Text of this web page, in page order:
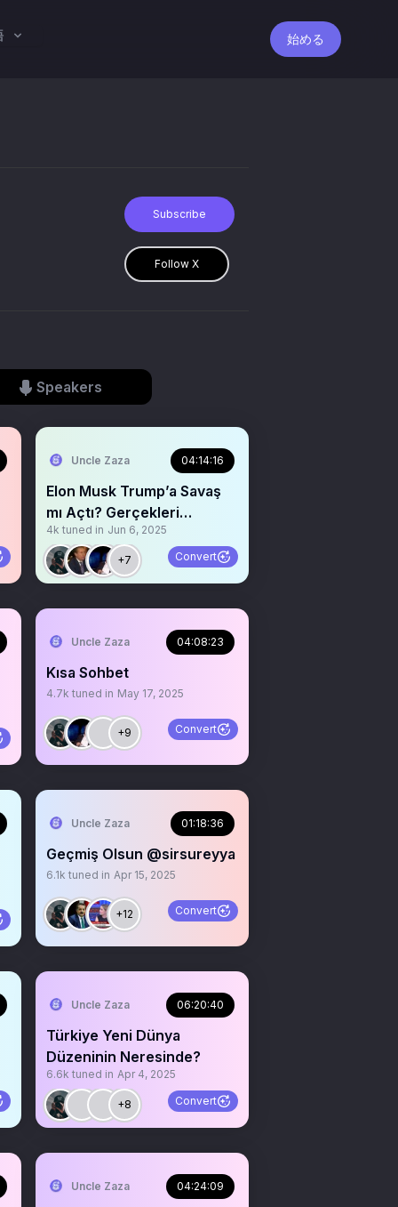
始める
Subscribe
Follow X
Speakers
Uncle Zaza 04:14:16
Elon Musk Trump’a Savaş
mı Açtı? Gerçekleri
Konuşuyoruz
4k tuned in Jun 6, 2025
+7 Convert
Uncle Zaza 04:08:23
Kısa Sohbet
4.7k tuned in May 17, 2025
+9 Convert
Uncle Zaza 01:18:36
Geçmiş Olsun @sirsureyya
6.1k tuned in Apr 15, 2025
+12 Convert
Uncle Zaza 06:20:40
Türkiye Yeni Dünya
Düzeninin Neresinde?
6.6k tuned in Apr 4, 2025
+8 Convert
Uncle Zaza 04:24:09